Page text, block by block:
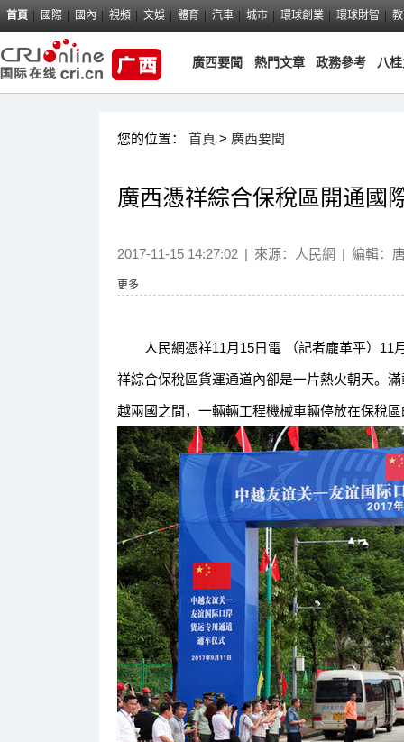
首頁 國際 國內 視頻 文娛 體育 汽車 城市 環球創業 環球財智
廣西要聞 熱門文章 政務參考 八
您的位置： 首頁 > 廣西要聞
廣西憑祥綜合保稅區開通國
2017-11-15 14:27:02 | 來源： 人民網 | 編輯：
更多
人民網憑祥11月15日電 （記者龐革平）11
祥綜合保稅區貨運通道內卻是一片熱火朝天。
越兩國之間，一輛輛工程機械車輛停放在保稅